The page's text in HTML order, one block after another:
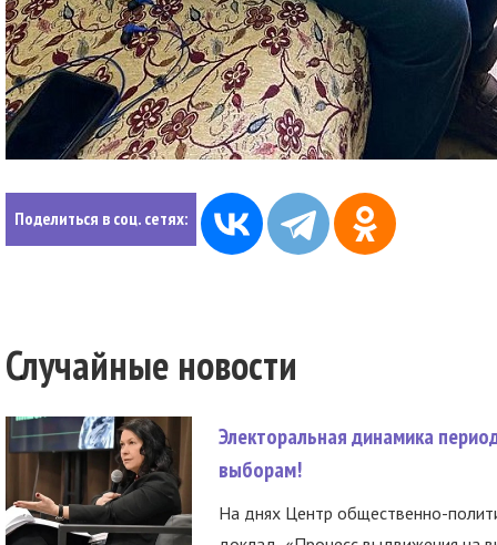
Поделиться в соц. сетях:
Случайные новости
Электоральная динамика
выборам!
На днях Центр общественно-